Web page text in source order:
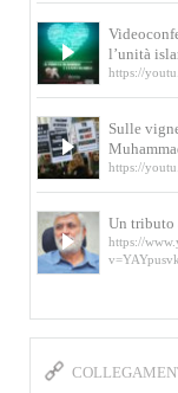
l’unità
https://
Sulle
https://
Un tributo
https://
e l’Imam